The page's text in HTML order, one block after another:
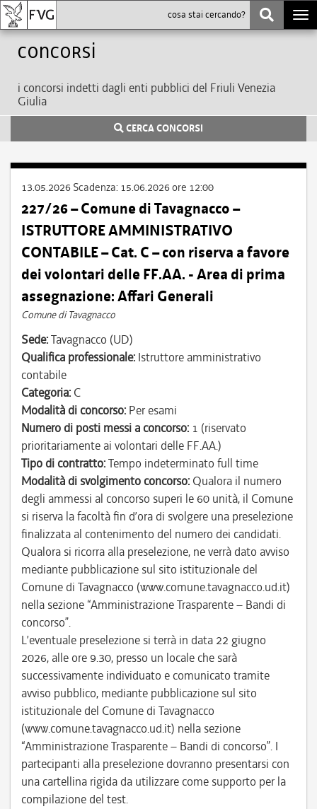
Concorsi
i concorsi indetti dagli enti pubblici del Friuli Venezia
Giulia
CERCA CONCORSI
13.05.2026 Scadenza: 15.06.2026 ore 12:00
227/26 – Comune di Tavagnacco –
ISTRUTTORE AMMINISTRATIVO
CONTABILE – Cat. C – con riserva a favore
dei volontari delle FF.AA. - Area di prima
assegnazione: Affari Generali
Comune di Tavagnacco
Sede:Tavagnacco (UD)
Qualifica professionale: Istruttore amministrativo
contabile
Categoria: C
Modalità di concorso: Per esami
Numero di posti messi a concorso: 1 (riservato
prioritariamente ai volontari delle FF.AA.)
Tipo di contratto:Tempo indeterminato full time
Modalità di svolgimento concorso: Qualora il numero
degli ammessi al concorso superi le 60 unità, il Comune
si riserva la facoltà fin d’ora di svolgere una preselezione
finalizzata al contenimento del numero dei candidati.
Qualora si ricorra alla preselezione, ne verrà dato avviso
mediante pubblicazione sul sito istituzionale del
Comune di Tavagnacco (www.comune.tavagnacco.ud.it)
nella sezione “Amministrazione Trasparente – Bandi di
concorso”.
L’eventuale preselezione si terrà in data 22 giugno
2026, alle ore 9.30, presso un locale che sarà
successivamente individuato e comunicato tramite
avviso pubblico, mediante pubblicazione sul sito
istituzionale del Comune di Tavagnacco
(www.comune.tavagnacco.ud.it) nella sezione
“Amministrazione Trasparente – Bandi di concorso”. I
partecipanti alla preselezione dovranno presentarsi con
una cartellina rigida da utilizzare come supporto per la
compilazione del test.